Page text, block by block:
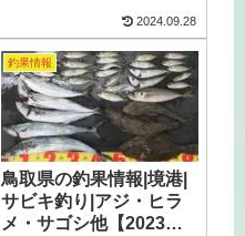
2024.09.28
釣果情報
鳥取県の釣果情報|境港|
サビキ釣り|アジ・ヒラ
メ・サゴシ他【2023年